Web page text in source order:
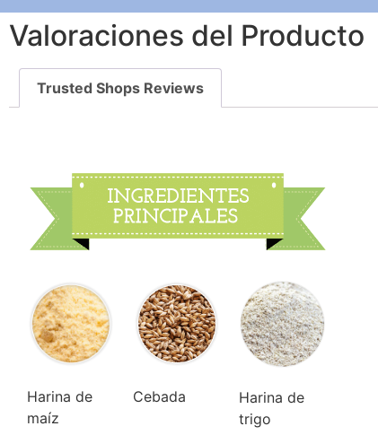
Valoraciones del Producto
Trusted Shops Reviews
Harina de
maíz
Cebada
Harina de
trigo